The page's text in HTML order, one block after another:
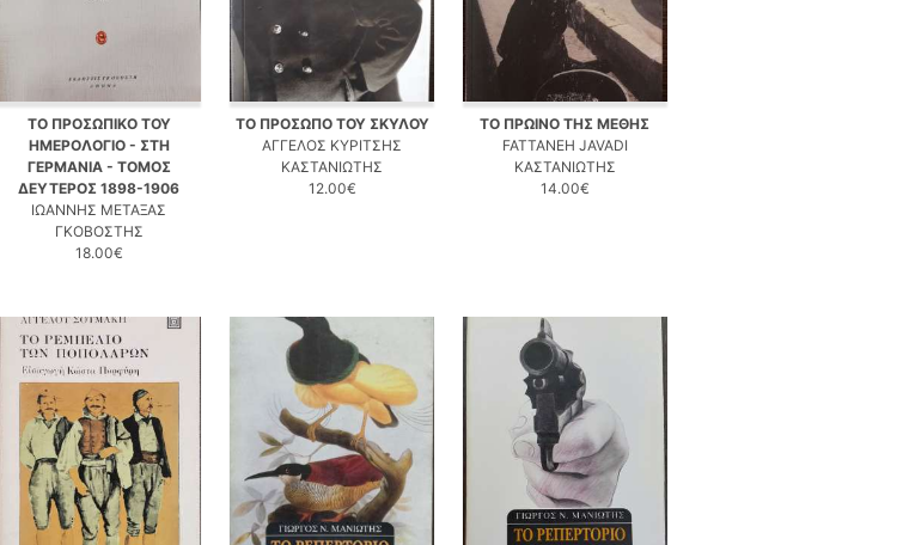
ΤΟ ΠΡΟΣΩΠΙΚΟ ΤΟΥ
ΗΜΕΡΟΛΟΓΙΟ - ΣΤΗ
ΓΕΡΜΑΝΙΑ - ΤΟΜΟΣ
ΔΕΥΤΕΡΟΣ 1898-1906
ΙΩΑΝΝΗΣ ΜΕΤΑΞΑΣ
ΓΚΟΒΟΣΤΗΣ
18.00€
ΤΟ ΠΡΟΣΩΠΟ ΤΟΥ ΣΚΥΛΟΥ
ΑΓΓΕΛΟΣ ΚΥΡΙΤΣΗΣ
ΚΑΣΤΑΝΙΩΤΗΣ
12.00€
ΤΟ ΠΡΩΙΝΟ ΤΗΣ ΜΕΘΗΣ
FATTANEH JAVADI
ΚΑΣΤΑΝΙΩΤΗΣ
14.00€